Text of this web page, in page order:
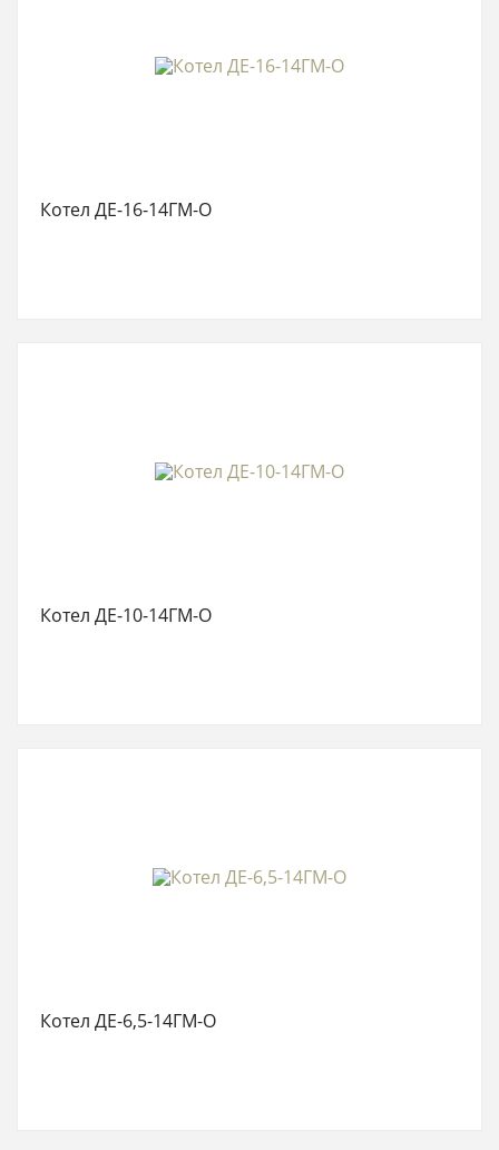
Котел ДЕ-16-14ГМ-О
Котел ДЕ-10-14ГМ-О
Котел ДЕ-6,5-14ГМ-О